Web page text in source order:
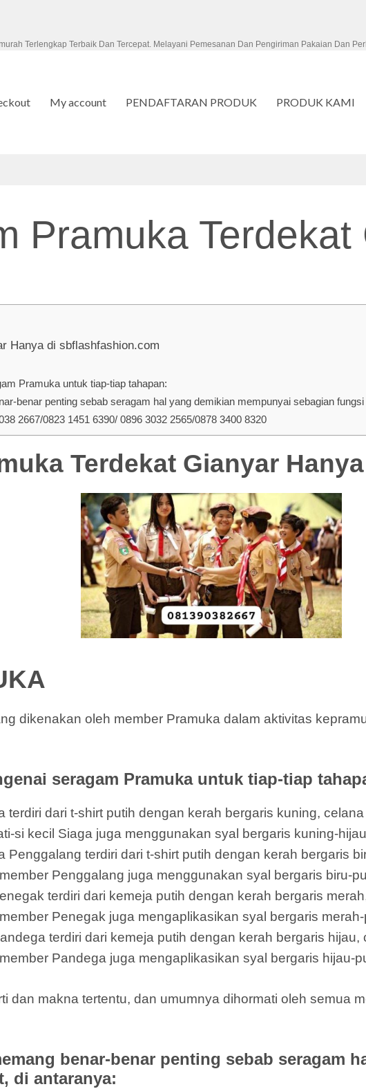
Terlengkap Terbaik Dan Tercepat. Melayani Pemesanan Dan Pengiriman Pakaian Dan
My account PENDAFTARAN PRODUK PRODUK KAMI
Pramuka Terdekat
Hanya di sbflashfashion.com
Pramuka untuk tiap-tiap tahapan:
benar penting sebab seragam hal yang demikian mempunyai sebagian
2667/0823 1451 6390/ 0896 3032 2565/0878 3400 8320
Terdekat Gianyar
dikenakan oleh member Pramuka dalam aktivitas
seragam Pramuka untuk tiap-tiap
terdiri dari t-shirt putih dengan kerah bergaris kuning,
si kecil Siaga juga menggunakan syal bergaris kuning-
Penggalang terdiri dari t-shirt putih dengan kerah bergaris
Penggalang juga menggunakan syal bergaris biru-
terdiri dari kemeja putih dengan kerah bergaris
Penegak juga mengaplikasikan syal bergaris
terdiri dari kemeja putih dengan kerah bergaris
Pandega juga mengaplikasikan syal bergaris hijau-
dan makna tertentu, dan umumnya dihormati oleh semua
benar-benar penting sebab seragam
di antaranya: